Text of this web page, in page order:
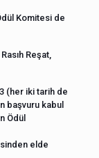
Komitesi de
Reşat,
(her iki tarih de
başvuru kabul
Ödül
elde